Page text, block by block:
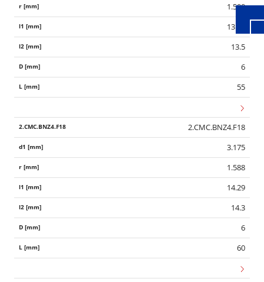
1.500
13.50
13.5
6
55
2.CMC.BNZ4.F18
3.175
1.588
14.29
14.3
6
60